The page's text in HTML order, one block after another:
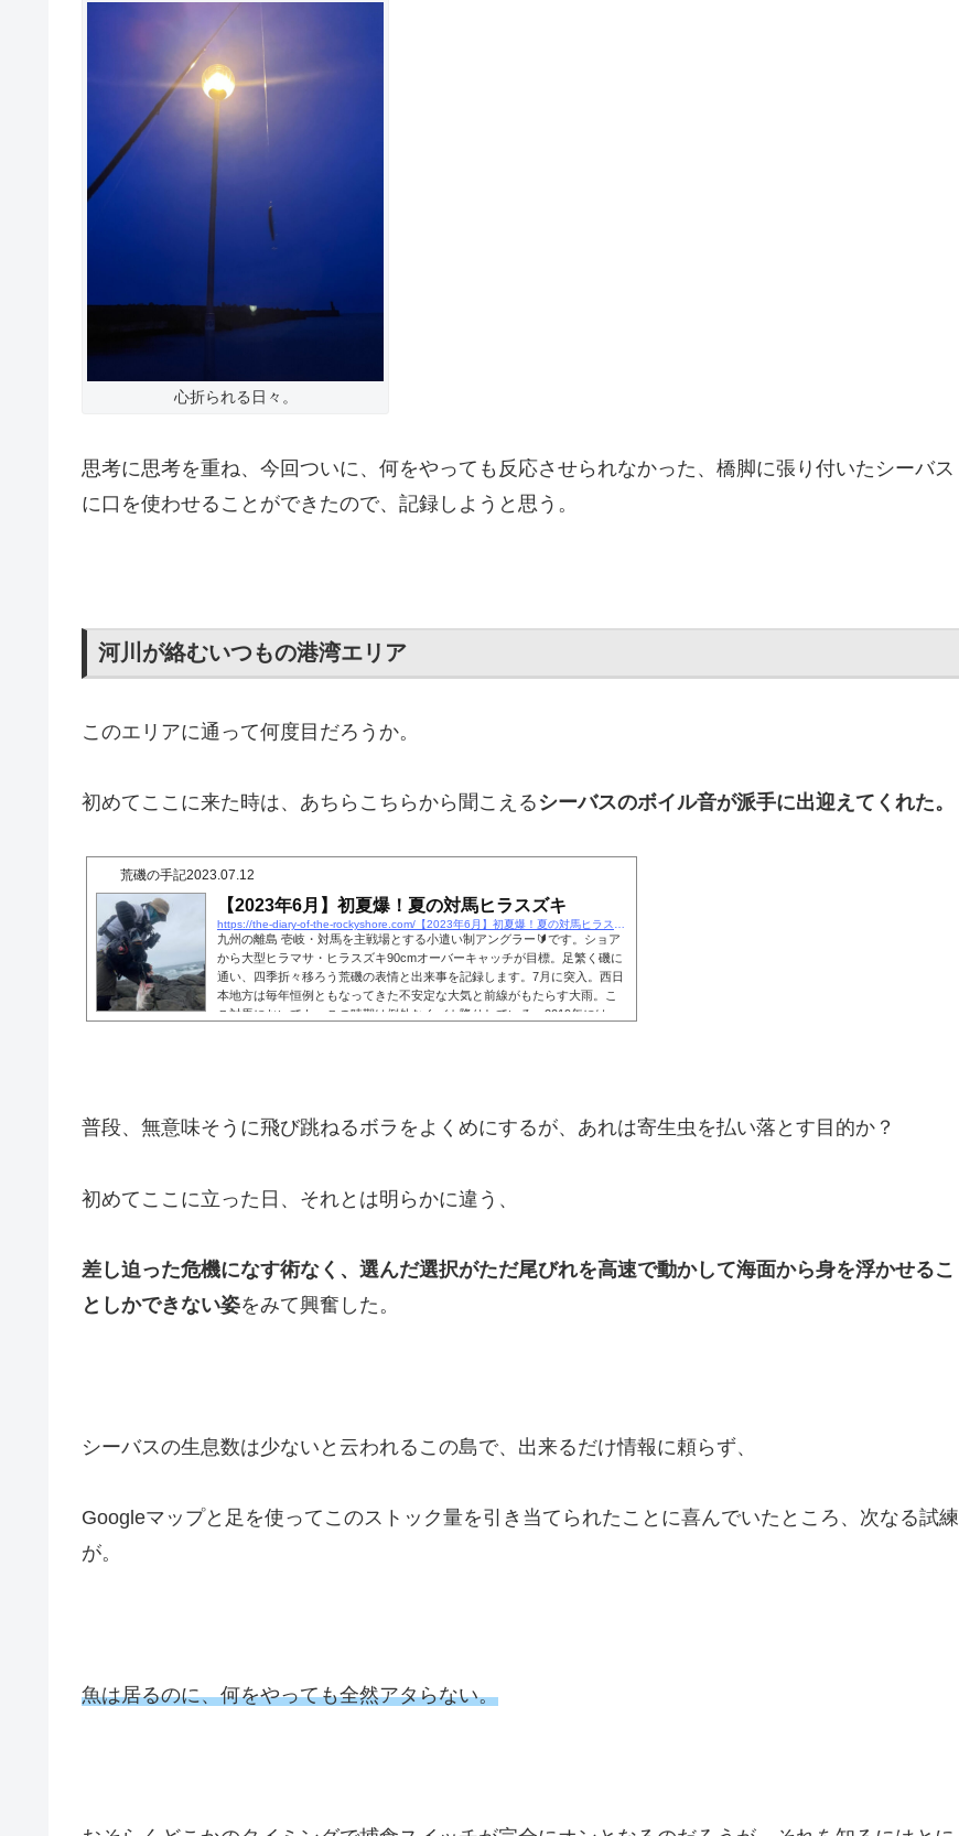
心折られる日々。
思考に思考を重ね、今回ついに、何をやっても反応させられなかった、橋脚に張り付いたシーバス
に口を使わせることができたので、記録しようと思う。
河川が絡むいつもの港湾エリア
このエリアに通って何度目だろうか。
初めてここに来た時は、あちらこちらから聞こえる シーバスのボイル音が派手に出迎えてくれた。
荒磯の手記2023.07.12
【2023年6月】初夏爆！夏の対馬ヒラスズキ
九州の離島 壱岐・対馬を主戦場とする小遣い制アングラー🔰です。ショア
から大型ヒラマサ・ヒラスズキ90cmオーバーキャッチが目標。足繁く磯に
通い、四季折々移ろう荒磯の表情と出来事を記録します。7月に突入。西日
本地方は毎年恒例ともなってきた不安定な大気と前線がもたらす大雨。こ
こ対馬においても、この時期は例外なくバカ降りしている。2019年には、
普段、無意味そうに飛び跳ねるボラをよくめにするが、あれは寄生虫を払い落とす目的か？
初めてここに立った日、それとは明らかに違う、
差し迫った危機になす術なく、 選んだ選択がただ尾びれを高速で動かして海面から身を浮かせるこ
としかできない姿をみて興奮した。
シーバスの生息数は少ないと云われるこの島で、出来るだけ情報に頼らず、
Googleマップと足を使ってこのストック量を引き当てられたことに喜んでいたところ、次なる試練
が。
魚は居るのに、何をやっても全然アタらない。